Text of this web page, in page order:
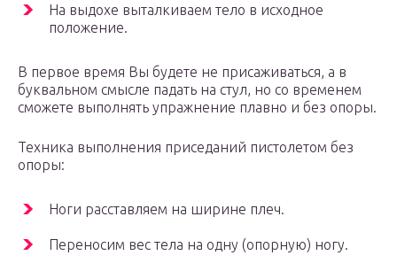
На выдохе выталкиваем тело в исходное
положение.
В первое время Вы будете не присаживаться, а в
буквальном смысле падать на стул, но со временем
сможете выполнять упражнение плавно и без опоры.
Техника выполнения приседаний пистолетом без
опоры:
Ноги расставляем на ширине плеч.
Переносим вес тела на одну (опорную) ногу.